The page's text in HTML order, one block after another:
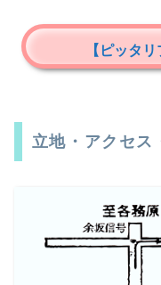
【ピッタ
立地・アクセス